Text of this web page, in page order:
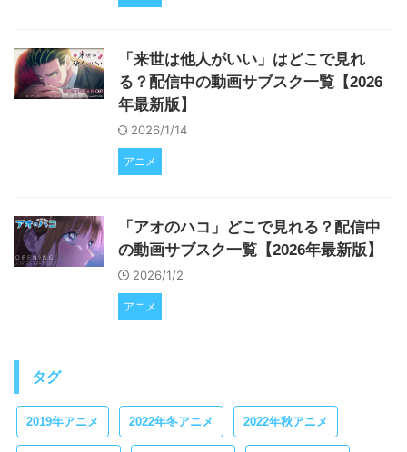
「来世は他人がいい」はどこで見れ
る？配信中の動画サブスク一覧【2026
年最新版】
2026/1/14
アニメ
「アオのハコ」どこで見れる？配信中
の動画サブスク一覧【2026年最新版】
2026/1/2
アニメ
タグ
2019年アニメ 2022年冬アニメ 2022年秋アニメ